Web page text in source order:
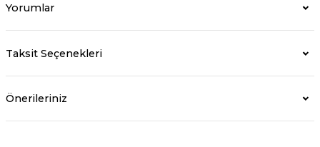
Yorumlar
Taksit Seçenekleri
Önerileriniz